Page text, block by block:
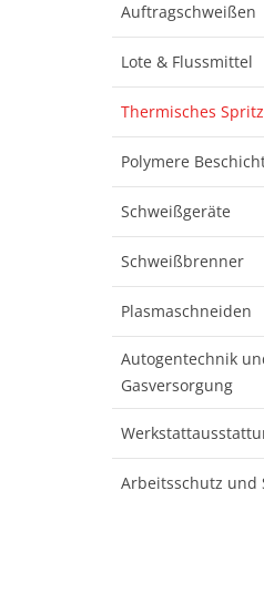
Auftragschweißen
Lote & Flussmittel
Thermisches
Polymere
Schweißgeräte
Schweißbrenner
Plasmaschneiden
Autogentechnik
Gasversorgung
Arbeitsschutz und